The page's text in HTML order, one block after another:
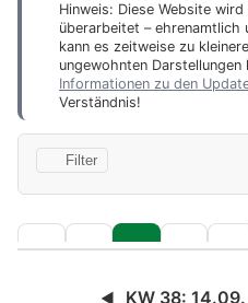
Hinweis: Diese Website
überarbeitet – ehrenamtlich
kann es zeitweise zu
ungewohnten Darstellungen
Informationen zu den
Verständnis!
Filter
◀ KW 38: